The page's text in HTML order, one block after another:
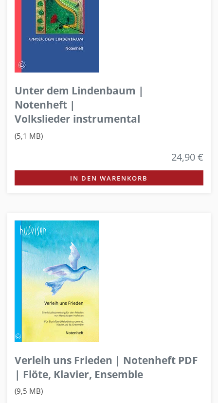
Unter dem Lindenbaum |
Notenheft |
Volkslieder instrumental
(5,1 MB)
24,90 €
IN DEN WARENKORB
Verleih uns Frieden | Notenheft PDF
| Flöte, Klavier, Ensemble
(9,5 MB)